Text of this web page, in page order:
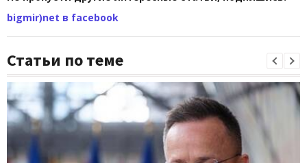
bigmir)net в facebook
Статьи по теме